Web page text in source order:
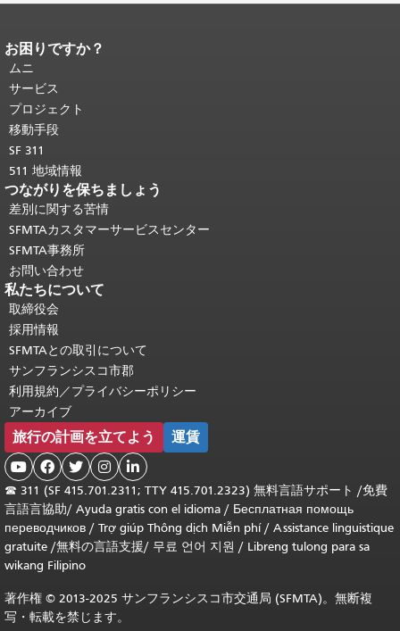
ページコンテンツの終わり。
ジの残りの部分はすべてのページで繰
り返されます。
頭に戻る。
お困りですか？
ムニ
サービス
プロジェクト
移動手段
SF 311
511 地域情報
つながりを保ちましょう
差別に関する苦情
SFMTAカスタマーサービスセンター
SFMTA事務所
お問い合わせ
私たちについて
取締役会
採用情報
SFMTAとの取引について
サンフランシスコ市郡
利用規約／プライバシーポリシー
アーカイブ
旅行の計画を立てよう 運賃
    
☎ 311 (SF 415.701.2311; TTY 415.701.2323) 無料言語サポート /免費
言語言協助/ Ayuda gratis con el idioma / Бесплатная помощь
переводчиков / Trợ giúp Thông dịch Miễn phí/ Assistance linguistique
gratuite /無料の言語支援/ 무료 언어 지원 / Libreng tulong para sa
wikang Filipino
著作権 © 2013-2025 サンフランシスコ市交通局 (SFMTA)。無断複
写・転載を禁じます。